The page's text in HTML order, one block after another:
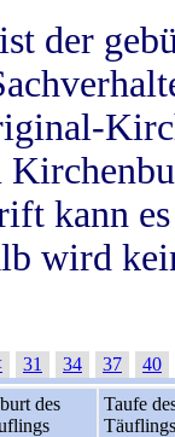
der
kann
wird
31 34 37
40
des
Taufe
Täuflings